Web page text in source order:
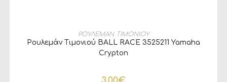
ΠΡΟΣΘΉΚΗ ΣΤΟ ΚΑΛΆΘΙ
ΡΟΥΛΕΜΑΝ ΤΙΜΟΝΙΟΥ
Ρουλεμάν Τιμονιού BALL RACE 3525211 Yamaha
Crypton